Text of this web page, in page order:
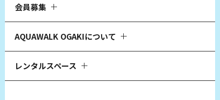
会員募集
AQUAWALK OGAKIについて
レンタルスペース